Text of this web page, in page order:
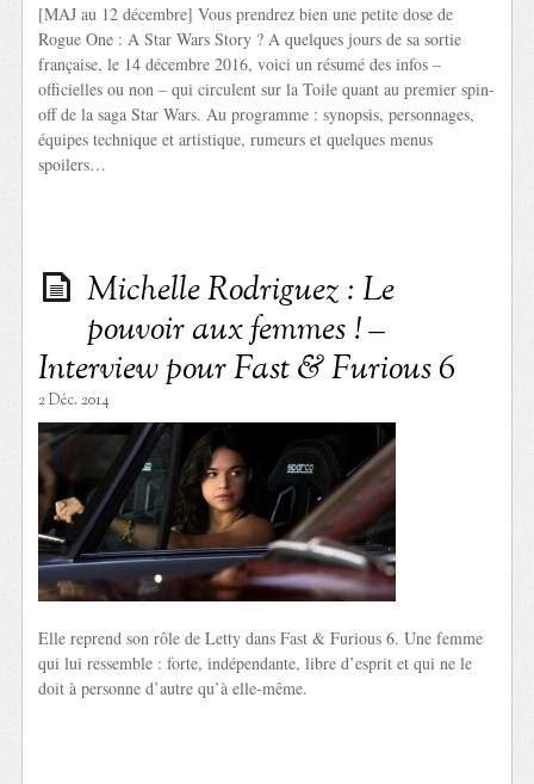
[MAJ au 12 décembre] Vous prendrez bien une petite dose de
Rogue One : A Star Wars Story ? A quelques jours de sa sortie
française, le 14 décembre 2016, voici un résumé des infos –
officielles ou non – qui circulent sur la Toile quant au premier spin-
off de la saga Star Wars. Au programme : synopsis, personnages,
équipes technique et artistique, rumeurs et quelques menus
spoilers…
Michelle Rodriguez : Le
pouvoir aux femmes ! –
Interview pour Fast & Furious 6
2 Déc. 2014
Elle reprend son rôle de Letty dans Fast & Furious 6. Une femme
qui lui ressemble : forte, indépendante, libre d’esprit et qui ne le
doit à personne d’autre qu’à elle-même.